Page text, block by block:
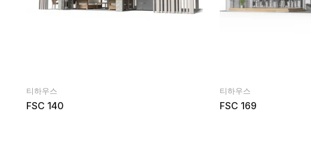
티하우스
FSC 140
티하우스
FSC 169